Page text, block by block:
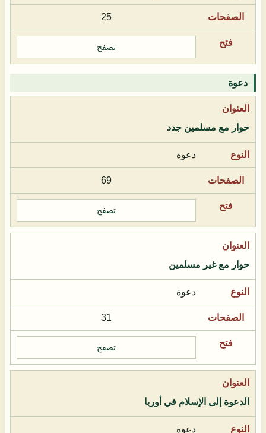
25
تصفح
دعوة
حوار مع مسلمين جدد
دعوة
69
تصفح
حوار مع غير مسلمين
دعوة
31
تصفح
الدعوة إلى الإسلام في أوربا
دعوة